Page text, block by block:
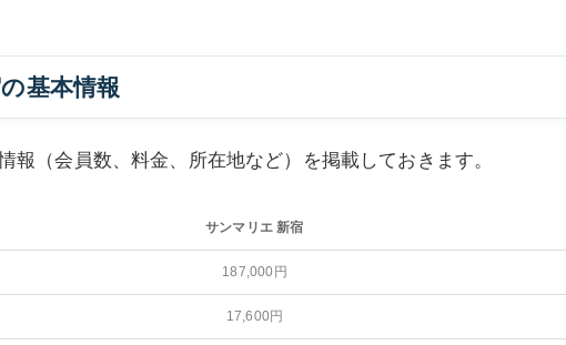
基本情報
報（会員数、料金、所在地など）を掲載しておきます。
サンマリエ 新宿
サンマリエ 新宿
187,000円
17,600円